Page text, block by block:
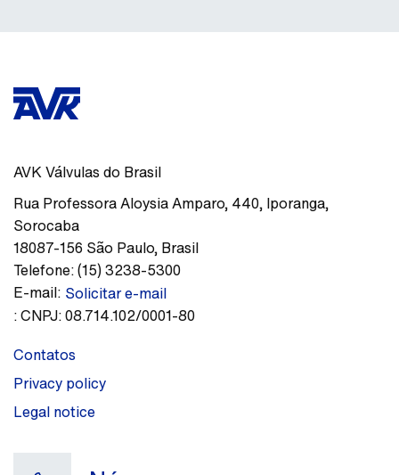
AVK Válvulas do Brasil
Rua Professora Aloysia Amparo, 440, Iporanga,
Sorocaba
18087-156 São Paulo, Brasil
Telefone:(15) 3238-5300
E-mail: Solicitar e-mail
:CNPJ: 08.714.102/0001-80
Contatos
Privacy policy
Legal notice